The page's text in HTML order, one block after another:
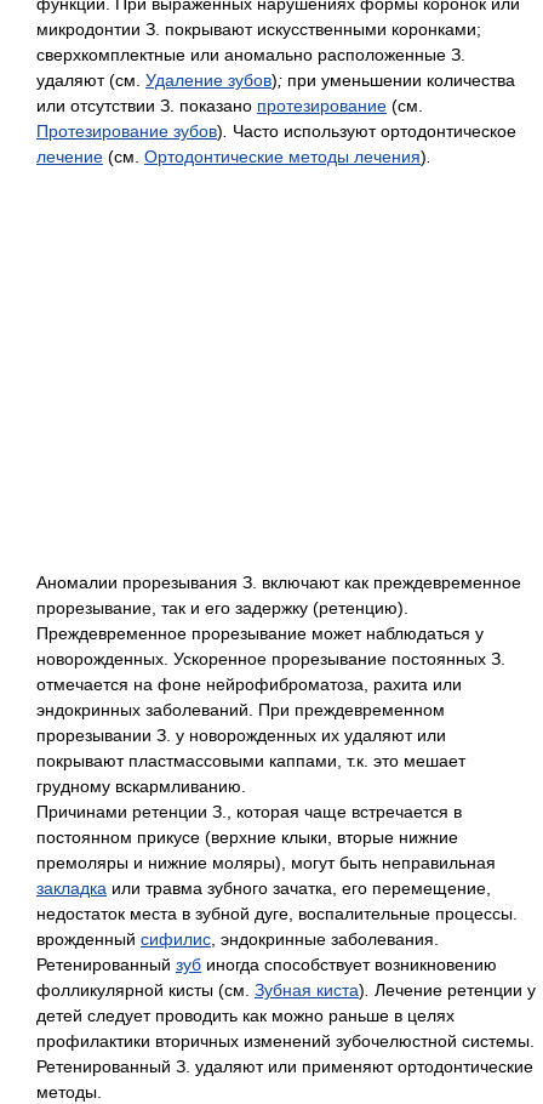
функции. При выраженных нарушениях формы коронок или
микродонтии З. покрывают искусственными коронками;
сверхкомплектные или аномально расположенные З.
удаляют (см. Удаление зубов); при уменьшении количества
или отсутствии З. показано протезирование (см.
Протезирование зубов). Часто используют ортодонтическое
лечение (см. Ортодонтические методы лечения).
Аномалии прорезывания З. включают как преждевременное
прорезывание, так и его задержку (ретенцию).
Преждевременное прорезывание может наблюдаться у
новорожденных. Ускоренное прорезывание постоянных З.
отмечается на фоне нейрофиброматоза, рахита или
эндокринных заболеваний. При преждевременном
прорезывании З. у новорожденных их удаляют или
покрывают пластмассовыми каппами, т.к. это мешает
грудному вскармливанию.
Причинами ретенции З., которая чаще встречается в
постоянном прикусе (верхние клыки, вторые нижние
премоляры и нижние моляры), могут быть неправильная
закладка или травма зубного зачатка, его перемещение,
недостаток места в зубной дуге, воспалительные процессы.
врожденный сифилис, эндокринные заболевания.
Ретенированный зуб иногда способствует возникновению
фолликулярной кисты (см. Зубная киста). Лечение ретенции у
детей следует проводить как можно раньше в целях
профилактики вторичных изменений зубочелюстной системы.
Ретенированный З. удаляют или применяют ортодонтические
методы.